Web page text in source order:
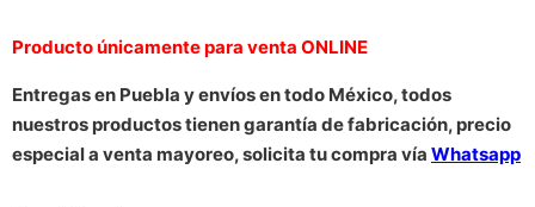
Producto únicamente para venta ONLINE
Entregas en Puebla y envíos en todo México, todos
nuestros productos tienen garantía de fabricación, precio
especial a venta mayoreo, solicita tu compra vía Whatsapp